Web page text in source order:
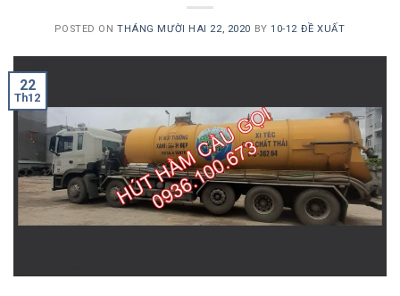
POSTED ONTHÁNG MƯỜI HAI 22, 2020 BY10-12 ĐỀ XUẤT
22
Th12